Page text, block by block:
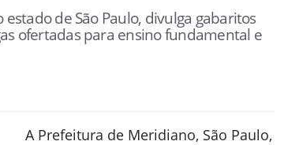
de São Paulo, divulga gabaritos
ofertadas para ensino fundamental e
A Prefeitura de Meridiano, São Paulo,